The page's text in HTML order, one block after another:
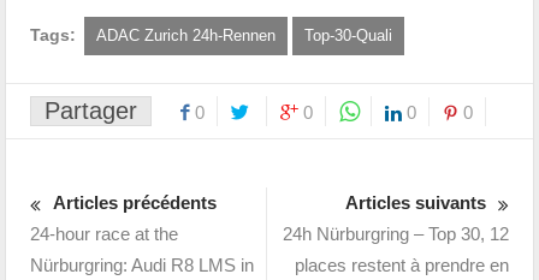
Tags: ADAC Zurich 24h-Rennen Top-30-Quali
Partager 0 0 0 0
Articles précédents
24-hour race at the
Nürburgring: Audi R8 LMS in
Articles suivants
24h Nürburgring – Top 30, 12
places restent à prendre en